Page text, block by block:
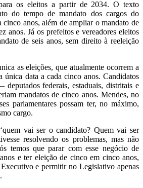
os eleitos a partir de 2034. O texto
do tempo de mandato dos cargos do
anos, além de ampliar o mandato de
anos. Já os prefeitos e vereadores eleitos
de seis anos, sem direito à reeleição
as eleições, que atualmente ocorrem a
única data a cada cinco anos. Candidatos
deputados federais,estaduais, distritais e
mandatos de cinco anos. Mendes, no
parlamentares possam ter, no máximo,
cargo.
vai ser o candidato? Quem vai ser
resolvendo os problemas, mas não
temos que parar com esse negócio de
e ter eleição de cinco em cinco anos,
e permitir no Legislativo apenas